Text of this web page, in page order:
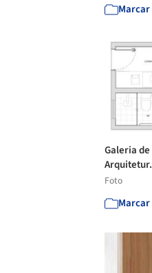
Marcar
Galeria
Foto
Marcar